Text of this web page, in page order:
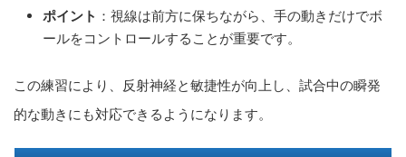
ポイント ：視線は前方に保ちながら、手の動きだけでボ
ールをコントロールすることが重要です。
この練習により、反射神経と敏捷性が向上し、試合中の瞬発
的な動きにも対応できるようになります。